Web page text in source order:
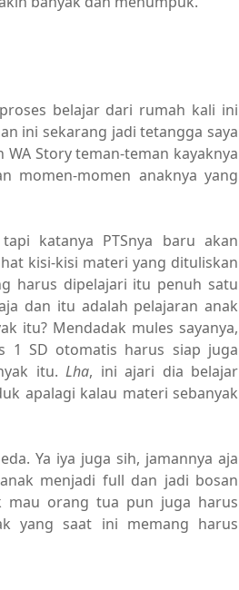
belajar dari rumah kali ini
ini sekarang jadi tetangga saya
Story teman-teman kayaknya
momen-momen anaknya yang
katanya PTSnya baru akan
kisi-kisi materi yang dituliskan
harus dipelajari itu penuh satu
dan itu adalah pelajaran anak
itu? Mendadak mules sayanya,
1 SD otomatis harus siap juga
itu.Lha, ini ajari dia belajar
apalagi kalau materi sebanyak
Ya iya juga sih, jamannya aja
menjadi full dan jadi bosan
mau orang tua pun juga harus
yang saat ini memang harus